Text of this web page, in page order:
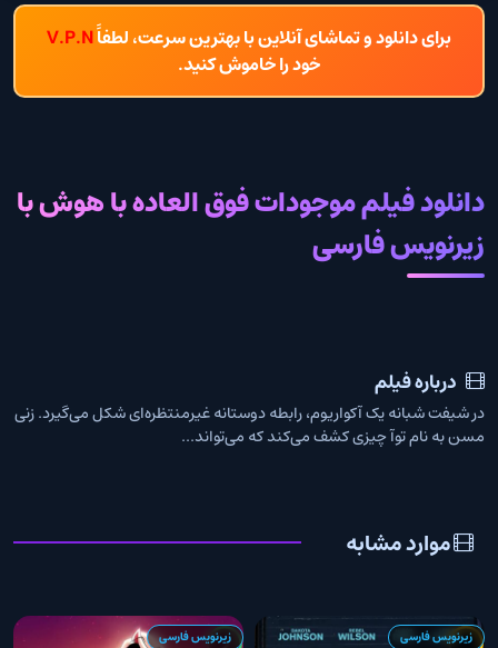
برای دانلود و تماشای آنلاین با بهترین سرعت، لطفاًV.P.N
خود را خاموش کنید.
دانلود فیلم موجودات فوق العاده با هوش با
زیرنویس فارسی
درباره فیلم
در شیفت شبانه یک آکواریوم، رابطه دوستانه غیرمنتظره‌ای شکل می‌گیرد. زنی
مسن به نام توآ چیزی کشف می‌کند که می‌تواند...
موارد مشابه
زیرنویس فارسی زیرنویس فارسی